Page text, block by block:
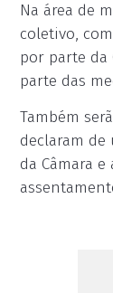
Na área de
coletivo,
por parte da
parte das
Também
declaram de
da Câmara